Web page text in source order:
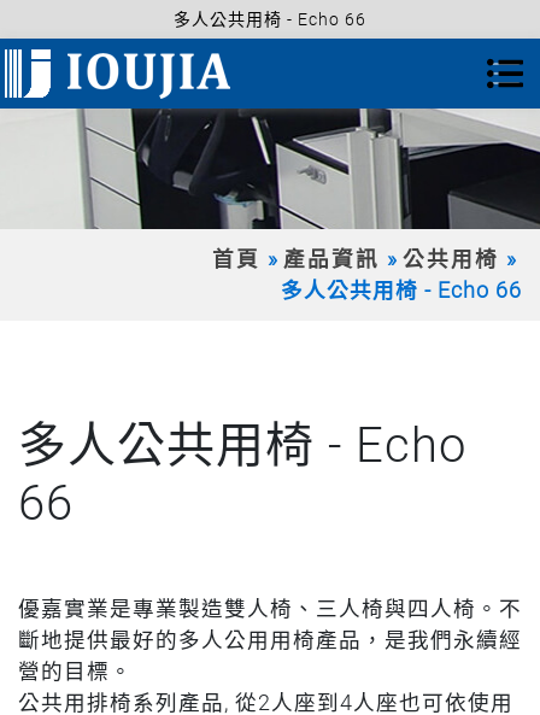
多人公共用椅 - Echo 66
首頁 產品資訊
公共用椅
多人公共用椅 - Echo 66
多人公共用椅 - Echo
66
優嘉實業是專業製造雙人椅、三人椅與四人椅。不
斷地提供最好的多人公用用椅產品，是我們永續經
營的目標。
公共用排椅系列產品, 從2人座到4人座也可依使用